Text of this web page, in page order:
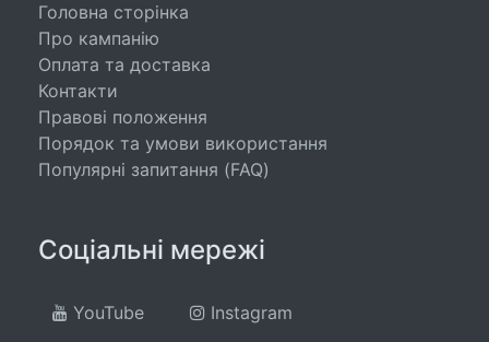
Головна сторінка
Про кампанію
Оплата та доставка
Контакти
Правові положення
Порядок та умови використання
Популярні запитання (FAQ)
Соціальні мережі
YouTube Instagram